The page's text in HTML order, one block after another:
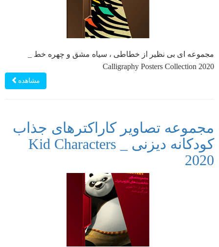
مجموعه ای بی نظیر از خطاطی ، سیاه مشق و چهره خط _
Calligraphy Posters Collection 2020
مشاهده
مجموعه تصاویر کاراکترهای جذاب
کودکانه دیزنی _ Kid Characters
2020